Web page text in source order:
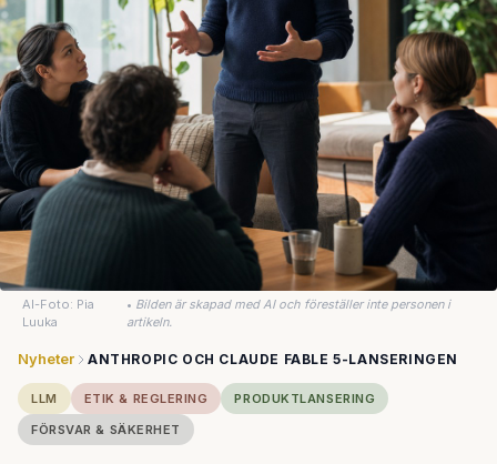
AI-Foto: Pia
Luuka
• Bilden är skapad med AI och föreställer inte personen i
artikeln.
Nyheter ANTHROPIC OCH CLAUDE FABLE 5-LANSERINGEN
LLM ETIK & REGLERING
PRODUKTLANSERING
FÖRSVAR & SÄKERHET